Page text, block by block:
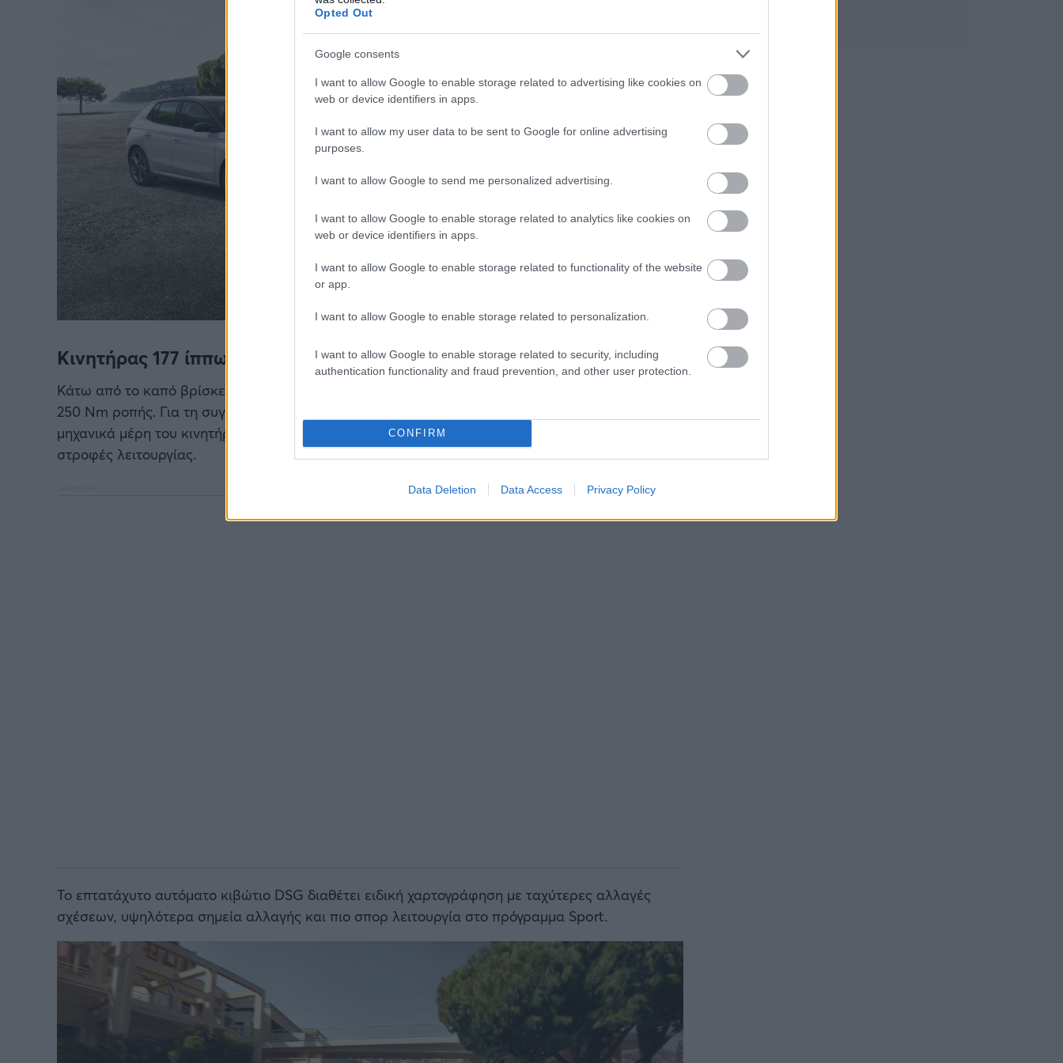
Opted Out
Google consents
I want to allow Google to enable storage related to advertising like cookies on
web or device identifiers in apps.
I want to allow my user data to be sent to Google for online advertising
purposes.
I want to allow Google to send me personalized advertising.
I want to allow Google to enable storage related to analytics like cookies on
web or device identifiers in apps.
I want to allow Google to enable storage related to functionality of the website
or app.
I want to allow Google to enable storage related to personalization.
I want to allow Google to enable storage related to security, including
authentication functionality and fraud prevention, and other user protection.
CONFIRM
Data Deletion Data Access Privacy Policy
Κινητήρας 177 ίππων και κορυφαίες επιδόσεις
Κάτω από το καπό βρίσκεται ο αναβαθμισμένος 1.5 TSI EVO2, ο οποίος αποδίδει 177 ίππους και
250 Nm ροπής. Για τη συγκεκριμένη έκδοση, η Skoda προχώρησε σε βελτιώσεις σε κρίσιμα
μηχανικά μέρη του κινητήρα, ώστε να υποστηρίξει την αυξημένη ισχύ και τις υψηλότερες
στροφές λειτουργίας.
Το επτατάχυτο αυτόματο κιβώτιο DSG διαθέτει ειδική χαρτογράφηση με ταχύτερες αλλαγές
σχέσεων, υψηλότερα σημεία αλλαγής και πιο σπορ λειτουργία στο πρόγραμμα Sport.